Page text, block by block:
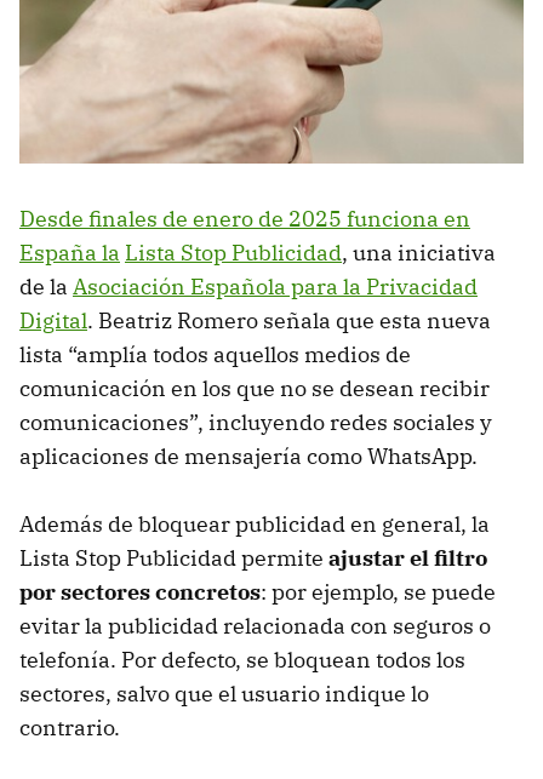
Desde finales de enero de 2025 funciona en
España la Lista Stop Publicidad, una iniciativa
de la Asociación Española para la Privacidad
Digital. Beatriz Romero señala que esta nueva
lista “amplía todos aquellos medios de
comunicación en los que no se desean recibir
comunicaciones”, incluyendo redes sociales y
aplicaciones de mensajería como WhatsApp.
Además de bloquear publicidad en general, la
Lista Stop Publicidad permite ajustar el filtro
por sectores concretos: por ejemplo, se puede
evitar la publicidad relacionada con seguros o
telefonía. Por defecto, se bloquean todos los
sectores, salvo que el usuario indique lo
contrario.